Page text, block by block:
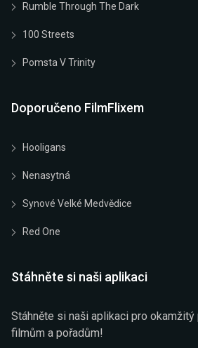
Rumble Through The Dark
100 Streets
Pomsta V Trinity
Doporučeno FilmFlixem
Hooligans
Nenasytná
Synové Velké Medvědice
Red One
Stáhněte si naši aplikaci
Stáhněte si naši aplikaci pro
filmům a pořadům!